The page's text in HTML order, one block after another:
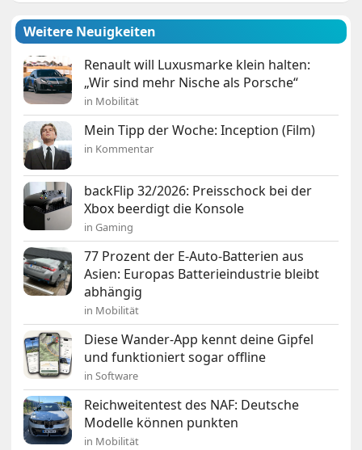
Weitere Neuigkeiten
Renault will Luxusmarke klein halten:
„Wir sind mehr Nische als Porsche“
in Mobilität
Mein Tipp der Woche: Inception (Film)
in Kommentar
backFlip 32/2026: Preisschock bei der
Xbox beerdigt die Konsole
in Gaming
77 Prozent der E-Auto-Batterien aus
Asien: Europas Batterieindustrie bleibt
abhängig
in Mobilität
Diese Wander-App kennt deine Gipfel
und funktioniert sogar offline
in Software
Reichweitentest des NAF: Deutsche
Modelle können punkten
in Mobilität